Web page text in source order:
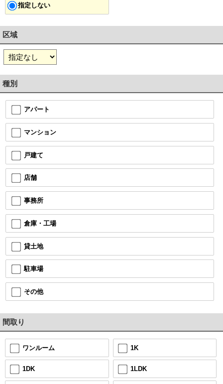
指定しない
区域
種別
アパート
マンション
戸建て
店舗
事務所
倉庫・工場
貸土地
駐車場
その他
間取り
ワンルーム 1K
1DK 1LDK